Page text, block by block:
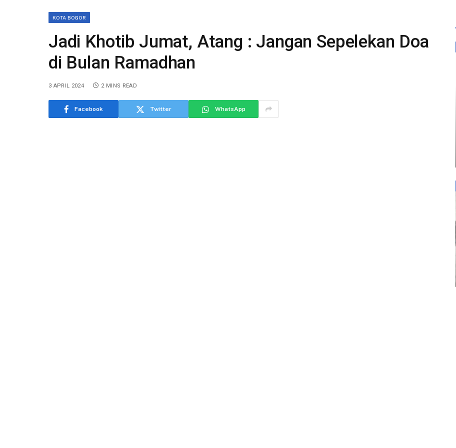
KOTA BOGOR
Jadi Khotib Jumat, Atang : Jangan Sepelekan Doa
di Bulan Ramadhan
3 APRIL 2024 2 MINS READ
Facebook Twitter WhatsApp